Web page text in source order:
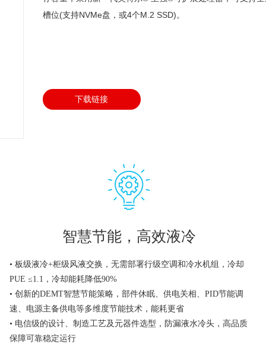
槽位(支持NVMe盘，或4个M.2 SSD)。
下载链接
智慧节能，高效液冷
• 板级液冷+柜级风液交换，无需部署行级空调和冷水机组，冷却
PUE ≤1.1，冷却能耗降低90%
• 创新的DEMT智慧节能策略，部件休眠、供电关相、PID节能调
速、电源主备供电等多维度节能技术，能耗更省
• 电信级的设计、制造工艺及元器件选型，防漏液水冷头，高品质
保障可靠稳定运行